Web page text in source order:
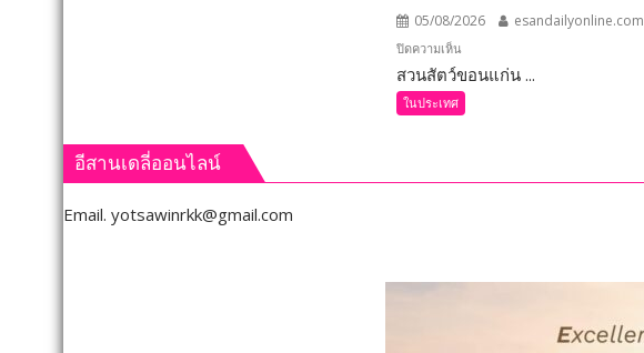
93
ล้าน
05/08/2026 esandailyonline.com
ปิดความเห็น
ขอนแก่น
(ชม
คลิป)
สวนสัตว์ขอนแก่น ...
ในประเทศ
อีสานเดลี่ออนไลน์
Email. yotsawinrkk@gmail.com